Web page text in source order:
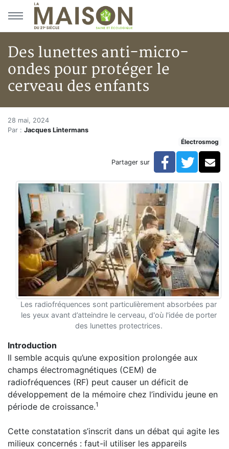
Aller au menu principal
Aller au contenu principal
Des lunettes anti-micro-
ondes pour protéger le
cerveau des enfants
Accueil
Articles
Des lunettes anti-micro-ondes pour protéger le
Des lunettes anti-micro-
28 mai, 2024
Par : Jacques Lintermans
Électrosmog
Partager sur Facebook
Les radiofréquences sont particulièrement absorbées par
les yeux avant d’atteindre le cerveau, d'où l'idée de porter
des lunettes protectrices.
Introduction
Il semble acquis qu’une exposition prolongée aux
champs électromagnétiques (CEM) de
radiofréquences (RF) peut causer un déficit de
développement de la mémoire chez l’individu jeune en
période de croissance.1
Cette constatation s’inscrit dans un débat qui agite les
milieux concernés : faut-il utiliser les appareils